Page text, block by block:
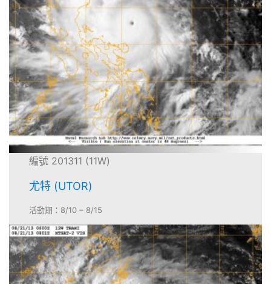
編號 201311 (11W)
尤特 (UTOR)
活動期：8/10 – 8/15